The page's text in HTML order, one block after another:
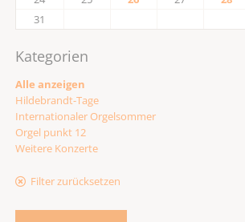
31
Kategorien
Alle anzeigen
Hildebrandt-Tage
Internationaler Orgelsommer
Orgel punkt 12
Weitere Konzerte
Filter zurücksetzen